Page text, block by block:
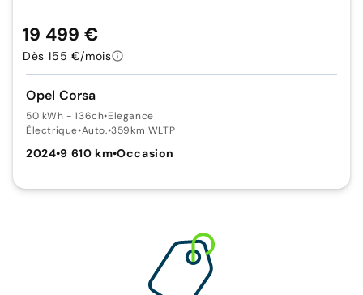
Opel Corsa
50 kWh - 136ch•Elegance
Électrique•Auto.•359km WLTP
2024•9 610 km•Occasion
19 499 €
Dès 155 €/mois